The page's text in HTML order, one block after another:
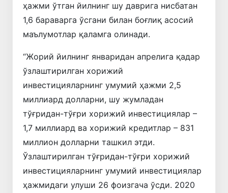
ҳажми ўтган йилнинг шу даврига нисбатан
1,6 бараварга ўсгани билан боғлиқ асосий
маълумотлар қаламга олинади.
“Жорий йилнинг январидан апрелига қадар
ўзлаштирилган хорижий
инвестицияларнинг умумий ҳажми 2,5
миллиард долларни, шу жумладан
тўғридан-тўғри хорижий инвестициялар –
1,7 миллиард ва хорижий кредитлар – 831
миллион долларни ташкил этди.
Ўзлаштирилган тўғридан-тўғри хорижий
инвестицияларнинг умумий инвестициялар
ҳажмидаги улуши 26 фоизгача ўсди. 2020